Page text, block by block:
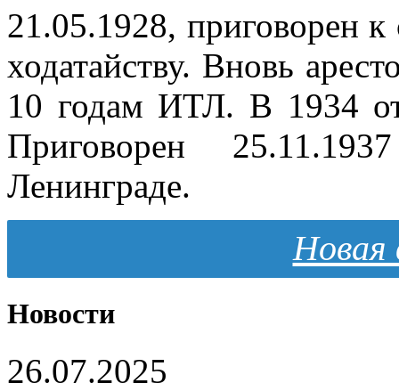
21.05.1928, приговорен
ходатайству. Вновь
10 годам ИТЛ. В 1934
Приговорен
Ленинграде.
Новая
Новости
26.07.2025